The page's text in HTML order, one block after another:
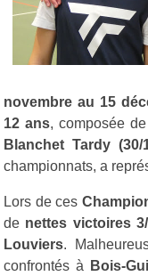
novembre au 15
12 ans, composée de
Blanchet Tardy (30/
championnats, a
Lors de ces
de nettes victoires
Louviers.
confrontés à
Bois-